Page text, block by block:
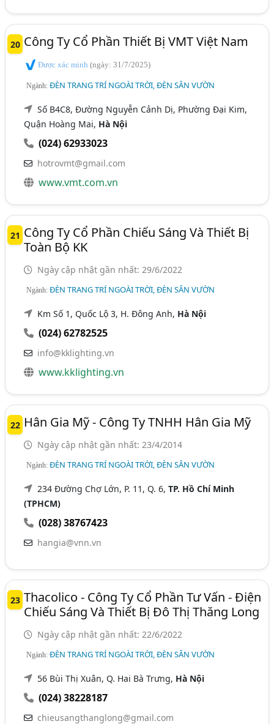
20 Công Ty Cổ Phần Thiết Bị VMT Việt Nam
Được xác minh(ngày: 31/7/2025)
Ngành:ĐÈN TRANG TRÍ NGOÀI TRỜI, ĐÈN SÂN VƯỜN
Số B4C8, Đường Nguyễn Cảnh Dị, Phường Đại Kim,
Quận Hoàng Mai, Hà Nội
(024) 62933023
hotrovmt@gmail.com
www.vmt.com.vn
21 Công Ty Cổ Phần Chiếu Sáng Và Thiết Bị
Toàn Bộ KK
Ngày cập nhật gần nhất: 29/6/2022
Ngành:ĐÈN TRANG TRÍ NGOÀI TRỜI, ĐÈN SÂN VƯỜN
Km Số 1, Quốc Lộ 3, H. Đông Anh, Hà Nội
(024) 62782525
info@kklighting.vn
www.kklighting.vn
22 Hân Gia Mỹ - Công Ty TNHH Hân Gia Mỹ
Ngày cập nhật gần nhất: 23/4/2014
Ngành:ĐÈN TRANG TRÍ NGOÀI TRỜI, ĐÈN SÂN VƯỜN
234 Đường Chợ Lớn, P. 11, Q. 6,TP. Hồ Chí Minh
(TPHCM)
(028) 38767423
hangia@vnn.vn
23 Thacolico - Công Ty Cổ Phần Tư Vấn - Điện
Chiếu Sáng Và Thiết Bị Đô Thị Thăng Long
Ngày cập nhật gần nhất: 22/6/2022
Ngành:ĐÈN TRANG TRÍ NGOÀI TRỜI, ĐÈN SÂN VƯỜN
56 Bùi Thị Xuân, Q. Hai Bà Trưng, Hà Nội
(024) 38228187
chieusangthanglong@gmail.com